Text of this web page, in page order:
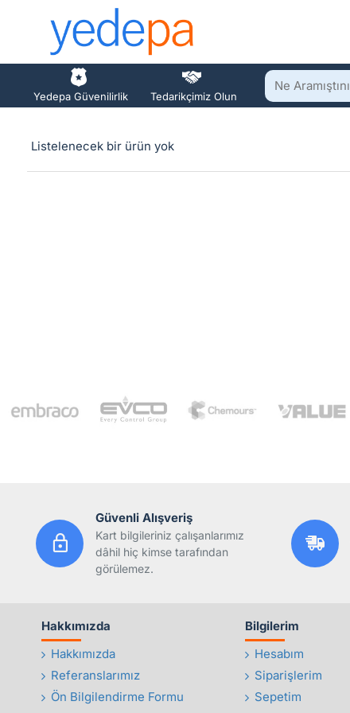
Yedepa Güvenilirlik Tedarikçimiz Olun
Ne
Aramıştınız?
Listelenecek bir ürün yok
Güvenli Alışveriş
Kart bilgileriniz çalışanlarımız
dâhil hiç kimse tarafından
görülemez.
Hakkımızda
Hakkımızda
Referanslarımız
Ön Bilgilendirme Formu
Bilgilerim
Hesabım
Siparişlerim
Sepetim